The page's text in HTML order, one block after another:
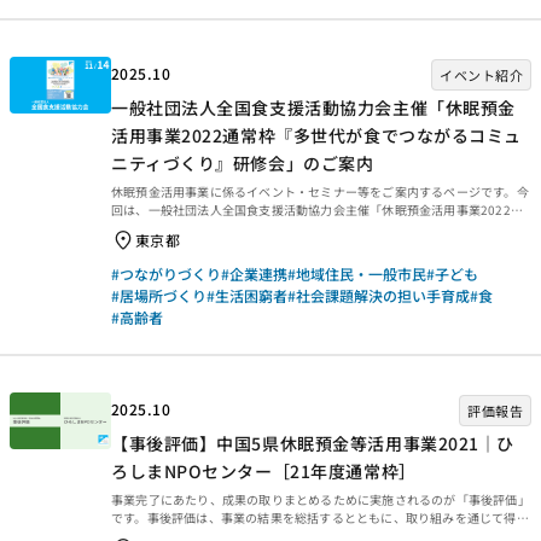
2025.10 イベント紹介
一般社団法人全国食支援活動協力会主催「休眠預金
活用事業2022通常枠『多世代が食でつながるコミュ
ニティづくり』研修会」のご案内
休眠預金活用事業に係るイベント・セミナー等をご案内するページです。今
回は、一般社団法人全国食支援活動協力会主催「休眠預金活用事業2022通
常枠『多世代が食でつながるコミュニティづくり』研修会」を紹介します。
休眠預金活用事業2022通常枠「多世代が食でつながるコミュニティづく
り」研修会 子どもから高齢者まで、誰もが安心して集える「食のある居場
所」。全国食支援活動協力会は、8団体と共に休眠預金活用事業を通じて
「多世代が食でつながるコミュニティづくり」に取り組んできました。この
たび、実践を通して見えてきた課題や可能性、実行団体の声、地域に広がる
東京都
#つながりづくり#企業連携#地域住民・一般市民#子ども
#居場所づくり#生活困窮者#社会課題解決の担い手育成#食
#高齢者
2025.10 評価報告
【事後評価】中国5県休眠預金等活用事業2021｜ひ
ろしまNPOセンター［21年度通常枠］
事業完了にあたり、成果の取りまとめるために実施されるのが「事後評価」
です。事後評価は、事業の結果を総括するとともに、取り組みを通じて得ら
れた学びを今後に生かせるよう、提言や知見・教訓を整理するために行われ